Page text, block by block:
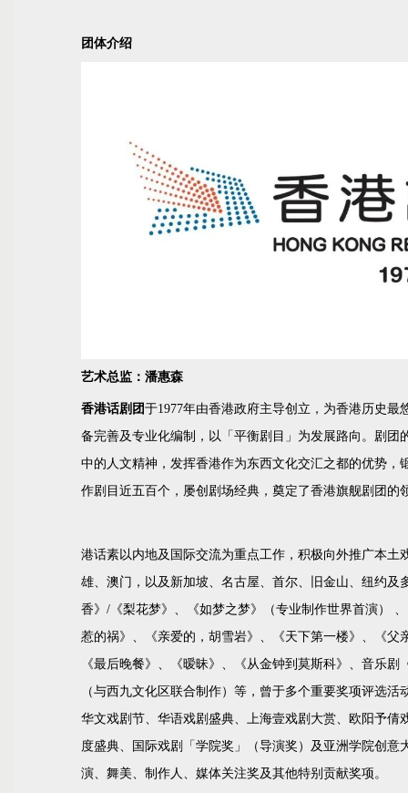
团体介绍
艺术总监：潘惠森
香港话剧团于1977年由香港政府主导创立，为香港历史
备完善及专业化编制，以「平衡剧目」为发展路向。剧
中的人文精神，发挥香港作为东西文化交汇之都的优势
作剧目近五百个，屡创剧场经典，奠定了香港旗舰剧团的
港话素以内地及国际交流为重点工作，积极向外推广本
雄、澳门，以及新加坡、名古屋、首尔、旧金山、纽约
香》/《梨花梦》、《如梦之梦》（专业制作世界首演）
惹的祸》、《亲爱的，胡雪岩》、《天下第一楼》、《
《最后晚餐》、《暧昧》、《从金钟到莫斯科》、音乐
（与西九文化区联合制作）等，曾于多个重要奖项评选
华文戏剧节、华语戏剧盛典、上海壹戏剧大赏、欧阳予
度盛典、国际戏剧「学院奖」（导演奖）及亚洲学院创
演、舞美、制作人、媒体关注奖及其他特别贡献奖项。